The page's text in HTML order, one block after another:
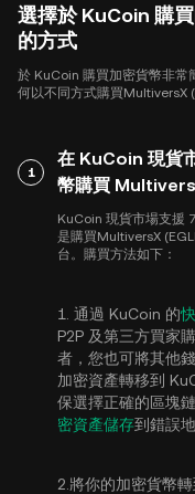
選擇於 KuCoin 購
的方式
於 KuCoin 購買加密貨幣非常
何以不同方式購買MultiversX
1
在 KuCoin 現貨
幣購買
KuCoin 現貨市場支援
是購買MultiversX
台。購買方法如下：
1. 通過 KuCoin 的
P2P 及第三方買家
者，您也可將其他
加密資產轉移到
保選擇正確的區塊
密資產儲存到錯誤
2.將你的加密貨幣